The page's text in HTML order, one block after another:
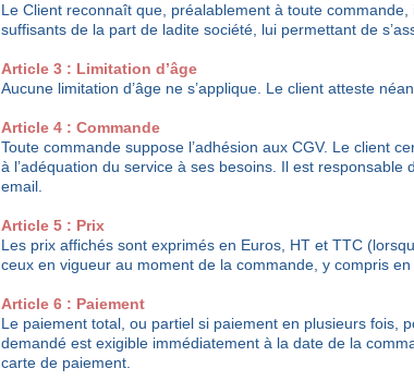
Le Client reconnaît que, préalablement à toute
suffisants de la part de ladite société, lui permettant de
Article 3 : Limitation d’âge
Aucune limitation d’âge ne s’applique. Le client atteste
Article 4 : Commande
Toute commande suppose l’adhésion aux CGV. Le client
à l’adéquation du service à ses besoins. Il est
email.
Article 5 : Prix
Les prix affichés sont exprimés en Euros, HT et TTC
ceux en vigueur au moment de la commande, y compris
Article 6 : Paiement
Le paiement total, ou partiel si paiement en plusieurs fois,
demandé est exigible immédiatement à la date de la
carte de paiement.